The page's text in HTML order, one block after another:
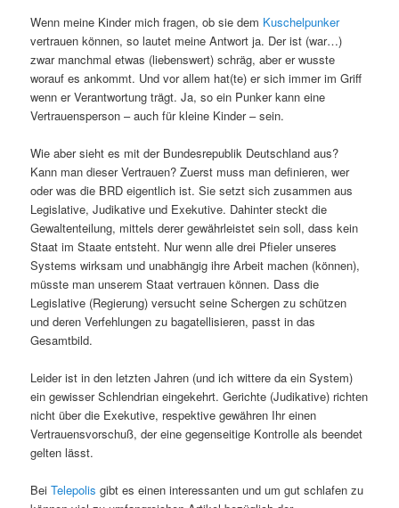
Wenn meine Kinder mich fragen, ob sie dem Kuschelpunker
vertrauen können, so lautet meine Antwort ja. Der ist (war…)
zwar manchmal etwas (liebenswert) schräg, aber er wusste
worauf es ankommt. Und vor allem hat(te) er sich immer im Griff
wenn er Verantwortung trägt. Ja, so ein Punker kann eine
Vertrauensperson – auch für kleine Kinder – sein.
Wie aber sieht es mit der Bundesrepublik Deutschland aus?
Kann man dieser Vertrauen? Zuerst muss man definieren, wer
oder was die BRD eigentlich ist. Sie setzt sich zusammen aus
Legislative, Judikative und Exekutive. Dahinter steckt die
Gewaltenteilung, mittels derer gewährleistet sein soll, dass kein
Staat im Staate entsteht. Nur wenn alle drei Pfieler unseres
Systems wirksam und unabhängig ihre Arbeit machen (können),
müsste man unserem Staat vertrauen können. Dass die
Legislative (Regierung) versucht seine Schergen zu schützen
und deren Verfehlungen zu bagatellisieren, passt in das
Gesamtbild.
Leider ist in den letzten Jahren (und ich wittere da ein System)
ein gewisser Schlendrian eingekehrt. Gerichte (Judikative) richten
nicht über die Exekutive, respektive gewähren Ihr einen
Vertrauensvorschuß, der eine gegenseitige Kontrolle als beendet
gelten lässt.
BeiTelepolis gibt es einen interessanten und um gut schlafen zu